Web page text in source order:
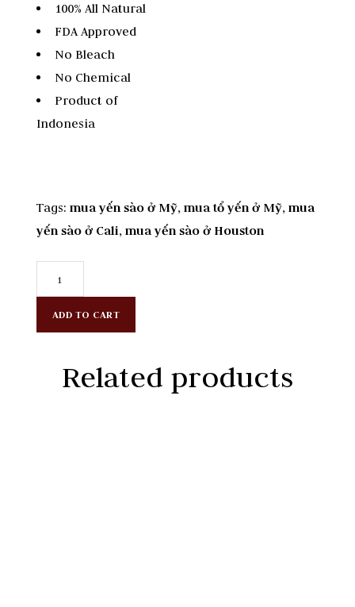
100% All Natural
FDA Approved
No Bleach
No Chemical
Product of
Indonesia
Tags: mua yến sào ở Mỹ, mua tổ yến ở Mỹ, mua
yến sào ở Cali, mua yến sào ở Houston
Premium
Edible
Bird's
Nests
White
1oz
ADD TO CART
Related products